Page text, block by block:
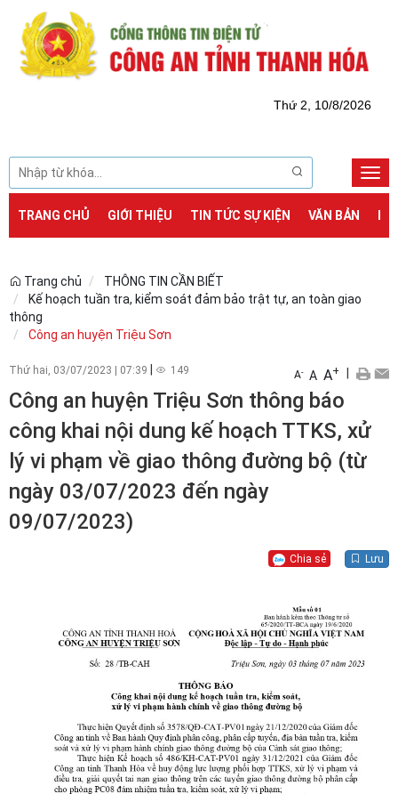
Thứ 2, 10/8/2026
TRANG CHỦ GIỚI THIỆU TIN TỨC SỰ KIỆN VĂN BẢN
Trang chủ
THÔNG TIN CẦN BIẾT
Kế hoạch tuần tra, kiểm soát đảm bảo trật tự, an toàn giao
thông
Công an huyện Triệu Sơn
Thứ hai, 03/07/2023 | 07:39 149 A- A A+
Công an huyện Triệu Sơn thông báo
công khai nội dung kế hoạch TTKS, xử
lý vi phạm về giao thông đường bộ (từ
ngày 03/07/2023 đến ngày
09/07/2023)
Chia sẻ Lưu